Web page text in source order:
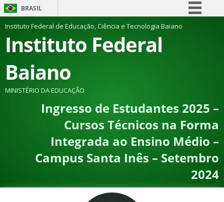
BRASIL
Simplifique!
Comunica BR
Canais
Instituto Federal de Educação, Ciência e Tecnologia Baiano
Instituto Federal
Baiano
MINISTÉRIO DA EDUCAÇÃO
Ingresso de Estudantes 2025 –
Cursos Técnicos na Forma
Integrada ao Ensino Médio –
Campus Santa Inês – Setembro
2024